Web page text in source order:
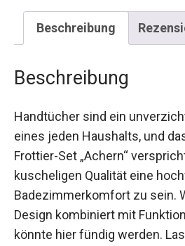
Beschreibung
Beschreibung
Handtücher sind ein
eines jeden Haushalts, und
Frottier-Set „Achern“
kuscheligen Qualität eine
Badezimmerkomfort zu sein.
Design kombiniert mit
könnte hier fündig werden.